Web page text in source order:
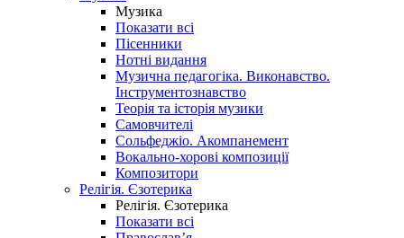
Музика
Показати всі
Пісенники
Нотні видання
Музична педагогіка. Виконавство.
Інструментознавство
Теорія та історія музики
Самовчителі
Сольфеджіо. Акомпанемент
Вокально-хорові композиції
Композитори
Релігія. Єзотерика
Релігія. Єзотерика
Показати всі